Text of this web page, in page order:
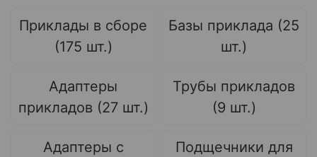
Приклады в сборе
(175 шт.)
Базы приклада (25
шт.)
Адаптеры
прикладов (27 шт.)
Трубы прикладов
(9 шт.)
Адаптеры с
Подщечники для